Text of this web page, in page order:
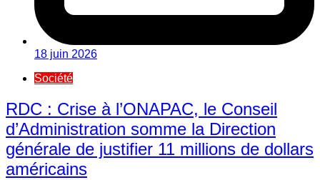
18 juin 2026
Société
RDC : Crise à l’ONAPAC, le Conseil
d’Administration somme la Direction
générale de justifier 11 millions de dollars
américains